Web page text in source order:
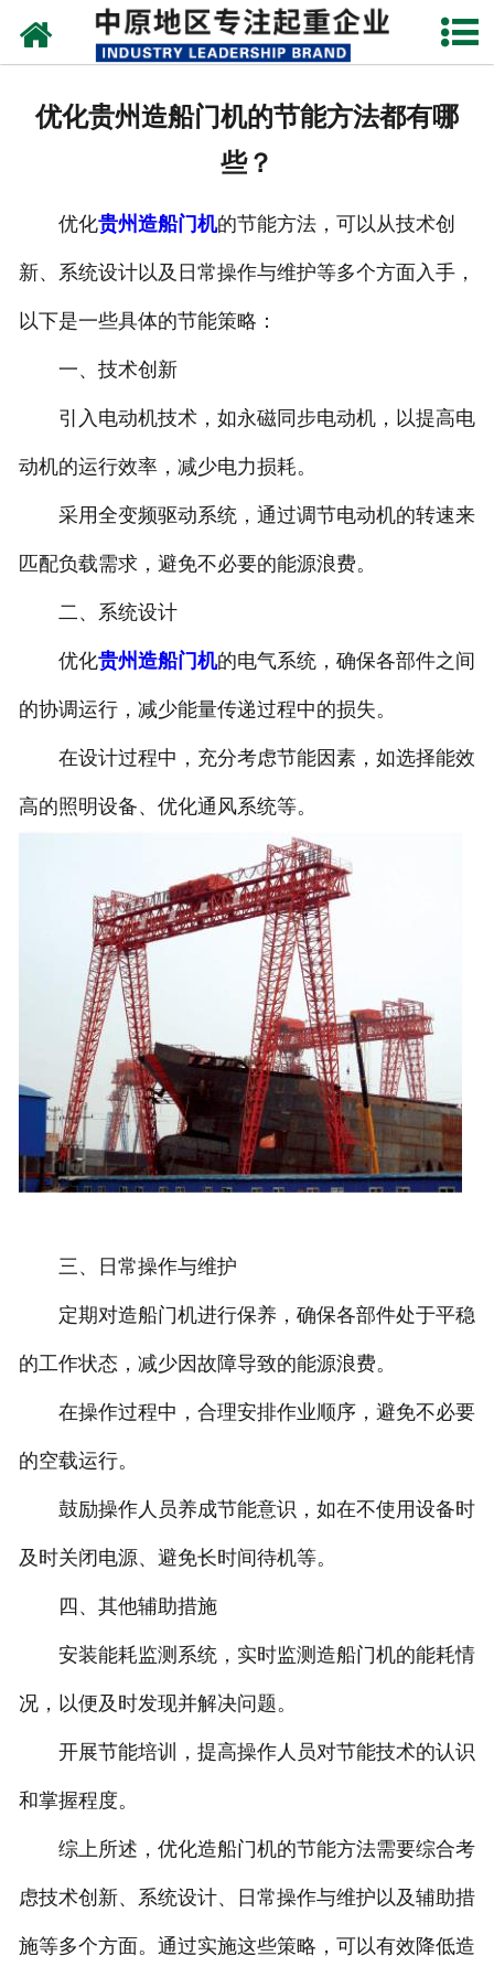
网站首页
联系我们
优化贵州造船门机的节能方法都有哪
些？
优化贵州造船门机的节能方法，可以从技术创
新、系统设计以及日常操作与维护等多个方面入手，
以下是一些具体的节能策略：
一、技术创新
引入电动机技术，如永磁同步电动机，以提高电
动机的运行效率，减少电力损耗。
采用全变频驱动系统，通过调节电动机的转速来
匹配负载需求，避免不必要的能源浪费。
二、系统设计
优化贵州造船门机的电气系统，确保各部件之间
的协调运行，减少能量传递过程中的损失。
在设计过程中，充分考虑节能因素，如选择能效
高的照明设备、优化通风系统等。
三、日常操作与维护
定期对造船门机进行保养，确保各部件处于平稳
的工作状态，减少因故障导致的能源浪费。
在操作过程中，合理安排作业顺序，避免不必要
的空载运行。
鼓励操作人员养成节能意识，如在不使用设备时
及时关闭电源、避免长时间待机等。
四、其他辅助措施
安装能耗监测系统，实时监测造船门机的能耗情
况，以便及时发现并解决问题。
开展节能培训，提高操作人员对节能技术的认识
和掌握程度。
综上所述，优化造船门机的节能方法需要综合考
虑技术创新、系统设计、日常操作与维护以及辅助措
施等多个方面。通过实施这些策略，可以有效降低造